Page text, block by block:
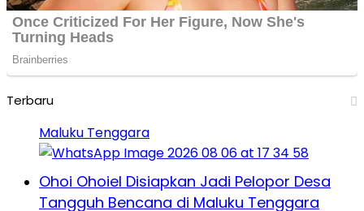
Terbaru
Maluku Tenggara
Ohoi Ohoiel Disiapkan Jadi Pelopor Desa
Tangguh Bencana di Maluku Tenggara